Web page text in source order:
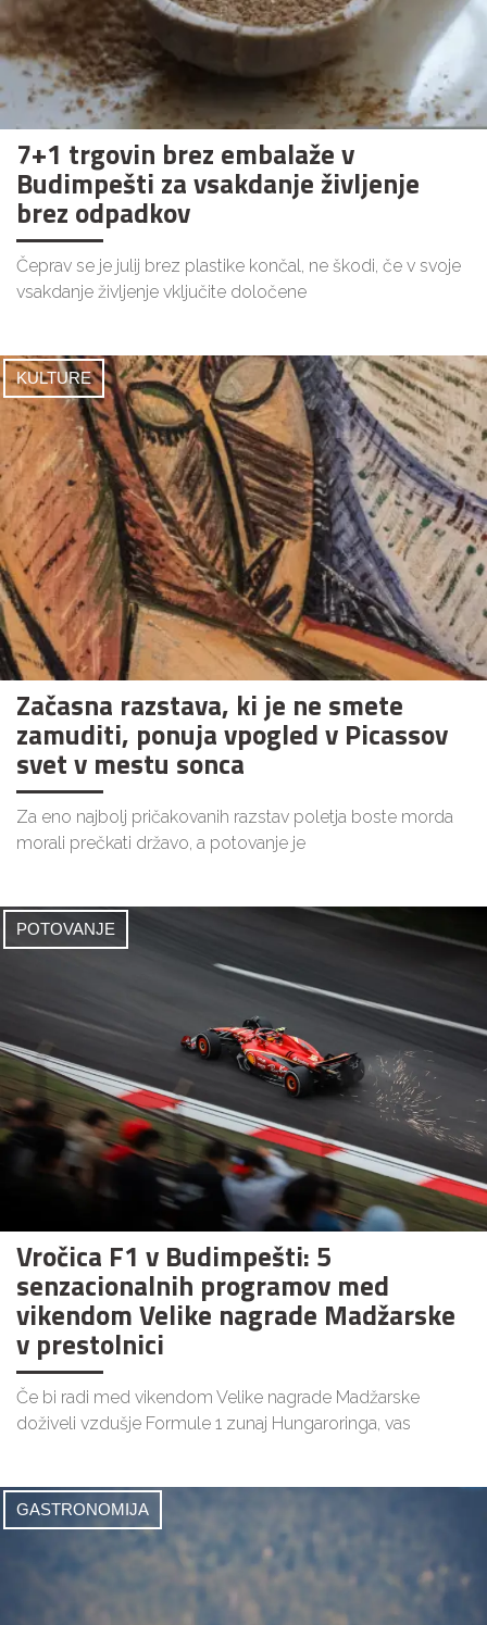
7+1 trgovin brez embalaže v
Budimpešti za vsakdanje življenje
brez odpadkov
Čeprav se je julij brez plastike končal, ne škodi, če v svoje
vsakdanje življenje vključite določene
KULTURE
Začasna razstava, ki je ne smete
zamuditi, ponuja vpogled v Picassov
svet v mestu sonca
Za eno najbolj pričakovanih razstav poletja boste morda
morali prečkati državo, a potovanje je
POTOVANJE
Vročica F1 v Budimpešti: 5
senzacionalnih programov med
vikendom Velike nagrade Madžarske
v prestolnici
Če bi radi med vikendom Velike nagrade Madžarske
doživeli vzdušje Formule 1 zunaj Hungaroringa, vas
GASTRONOMIJA